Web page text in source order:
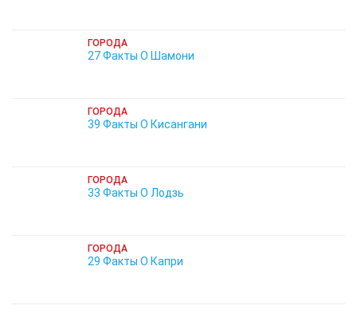
ГОРОДА
27 Факты О Шамони
ГОРОДА
39 Факты О Кисангани
ГОРОДА
33 Факты О Лодзь
ГОРОДА
29 Факты О Капри